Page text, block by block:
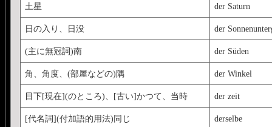
土星 der Saturn
日の入り、日没 der
(主に無冠詞)南 der Süden
角、角度、(部屋などの)隅 der Winkel
目下[現在](のところ)、[古い]かつて、当時 der zeit
[代名詞](付加語的用法)同じ derselbe